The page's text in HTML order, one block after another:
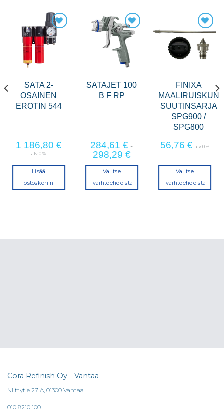
SATA 2-
OSAINEN
EROTIN 544
1 186,80 €
alv 0 %
Lisää
ostoskoriin
SATAJET 100
B F RP
284,61€ -
298,29 €
Valitse
vaihtoehdoista
FINIXA
MAALIRUISKUN
SUUTINSARJA
SPG900 /
SPG800
56,76 € alv 0 %
Valitse
vaihtoehdoista
Cora Refinish Oy - Vantaa
Niittytie 27 A, 01300 Vantaa
010 8210 100